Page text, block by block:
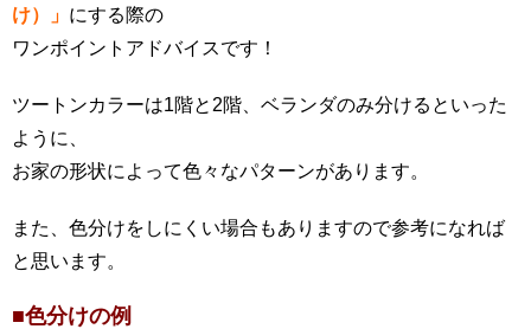
け）」 にする際の
ワンポイントアドバイスです！
ツートンカラーは1階と2階、ベランダのみ分けるといった
ように、
お家の形状によって色々なパターンがあります。
また、色分けをしにくい場合もありますので参考になれば
と思います。
■色分けの例